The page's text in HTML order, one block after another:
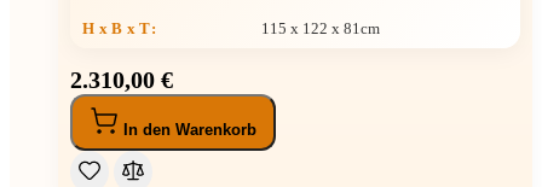
H x B x T: 115 x 122 x 81cm
2.310,00 €
In den Warenkorb